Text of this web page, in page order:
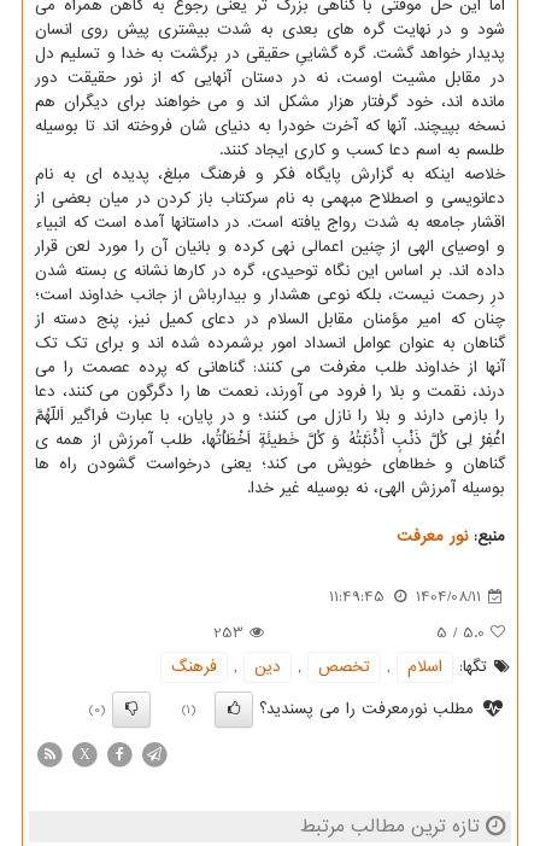
اما این حل موقتی با گناهی بزرگ تر یعنی رجوع به کاهن همراه می
شود و در نهایت گره های بعدی به شدت بیشتری پیش روی انسان
پدیدار خواهد گشت. گره گشاییِ حقیقی در برگشت به خدا و تسلیم دل
در مقابل مشیت اوست، نه در دستان آنهایی که از نور حقیقت دور
مانده اند، خود گرفتار هزار مشکل اند و می خواهند برای دیگران هم
نسخه بپیچند. آنها که آخرت خودرا به دنیای شان فروخته اند تا بوسیله
طلسم به اسم دعا کسب و کاری ایجاد کنند.
خلاصه اینکه به گزارش پایگاه فکر و فرهنگ مبلغ، پدیده ای به نام
دعانویسی و اصطلاح مبهمی به نام سرکتاب باز کردن در میان بعضی از
اقشار جامعه به شدت رواج یافته است. در داستانها آمده است که انبیاء
و اوصیای الهی از چنین اعمالی نهی کرده و بانیان آن را مورد لعن قرار
داده اند. بر اساس این نگاه توحیدی، گره در کارها نشانه ی بسته شدن
درِ رحمت نیست، بلکه نوعی هشدار و بیدارباش از جانب خداوند است؛
چنان که امیر مؤمنان مقابل السلام در دعای کمیل نیز، پنج دسته از
گناهان به عنوان عوامل انسداد امور برشمرده شده اند و برای تک تک
آنها از خداوند طلب مغرفت می کنند: گناهانی که پرده عصمت را می
درند، نقمت و بلا را فرود می آورند، نعمت ها را دگرگون می کنند، دعا
را بازمی دارند و بلا را نازل می کنند؛ و در پایان، با عبارت فراگیر اَللّهُمَّ
اغْفِرْ لِی کُلَّ ذَنْبٍ أَذْنَبْتُهُ وَ کُلَّ خَطیئَةٍ اَخْطَاْتُها، طلب آمرزش از همه ی
گناهان و خطاهای خویش می کند؛ یعنی درخواست گشودن راه ها
بوسیله آمرزش الهی، نه بوسیله غیر خدا.
منبع:نور معرفت
1404/08/11
11:49:45
5.0
/
5
253
تگها:
اسلام , تخصص , دین ,
فرهنگ
مطلب نورمعرفت را می پسندید؟
(1)
(0)
X
تازه ترین مطالب مرتبط